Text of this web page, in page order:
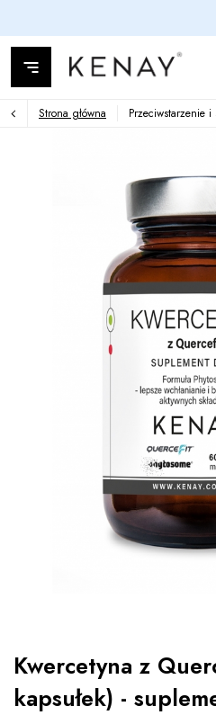
Strona główna Przeciwstarzenie i
Kwercetyna z
kapsułek) -